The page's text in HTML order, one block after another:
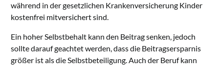
während in der gesetzlichen Krankenversicherung Kinder
kostenfrei mitversichert sind.
Ein hoher Selbstbehalt kann den Beitrag senken, jedoch
sollte darauf geachtet werden, dass die Beitragsersparnis
größer ist als die Selbstbeteiligung. Auch der Beruf kann